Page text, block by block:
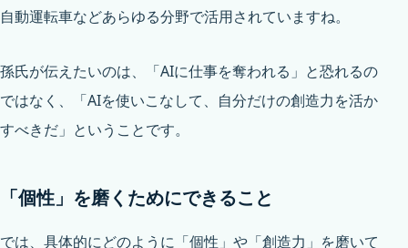
自動運転車などあらゆる分野で活用されていますね。
孫氏が伝えたいのは、「AIに仕事を奪われる」と恐れるの
ではなく、「AIを使いこなして、自分だけの創造力を活か
すべきだ」ということです。
「個性」を磨くためにできること
では、具体的にどのように「個性」や「創造力」を磨いて